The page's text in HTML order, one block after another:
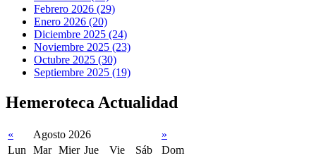
Febrero 2026 (29)
Enero 2026 (20)
Diciembre 2025 (24)
Noviembre 2025 (23)
Octubre 2025 (30)
Septiembre 2025 (19)
Hemeroteca Actualidad
« Agosto 2026
»
Lun
Mar Mier Jue Vie Sáb
Dom